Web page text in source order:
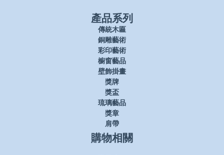
產品系列
傳統木匾
銅雕藝術
彩印藝術
櫥窗藝品
壁飾掛畫
獎牌
獎盃
琉璃藝品
獎章
肩帶
購物相關